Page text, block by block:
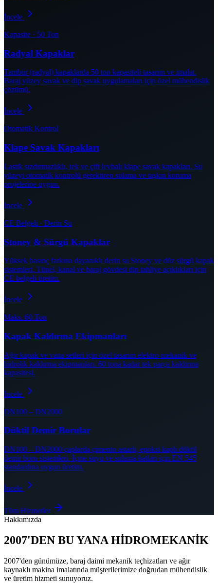
İncele
Kapasite · 50 Ton
Radyal Kapaklar
Tambur (radyal) kapaklarda 50 ton kapasiteli tasarım ve imalat.
Baraj yüzey savak ve dip savak uygulamaları için özel mühendislik
çözümü.
İncele
Otomatik Kontrol
Klape Savak Kapakları
Lastik sızdırmazlıklı, tek ve çift levhalı klape savak kapakları. Su
yüzeyi otomatik kontrolü gerektiren sulama ve taşkın koruma
projelerine uygun.
İncele
CE Belgeli · Derin Su
Stoney & Sürgü Kapaklar
Yüksek basınç farkına dayanıklı derin su Stoney ve düz sürgü kapak
sistemleri. Tünel, kanal ve baraj gövdesi dip tahliye açıklıkları için
CE belgeli üretim.
İncele
Maks. 60 Ton
Kapak Kaldırma Ekipmanları
Ağır kapak ve vana setleri için özel tasarım elektro-mekanik ve
hidrolik kaldırma ekipmanları. 60 tona kadar tek parça kaldırma
kapasitesi.
İncele
DN100 – DN2000
Düktil Demir Borular
DN100 – DN2000 çaplarda çimento astarlı, epoksi kaplı düktil
demir boru sistemleri. İçme suyu ve sulama hatları için EN 545
standardına uygun üretim.
İncele
Tüm Hizmetler
Hakkımızda
2007'DEN BU YANA HİDROMEKANİK
2007'den günümüze, baraj daimi mekanik teçhizatları ve ağır
kaynaklı makina imalatında müşterilerimize doğrudan mühendislik
ve üretim hizmeti sunuyoruz.